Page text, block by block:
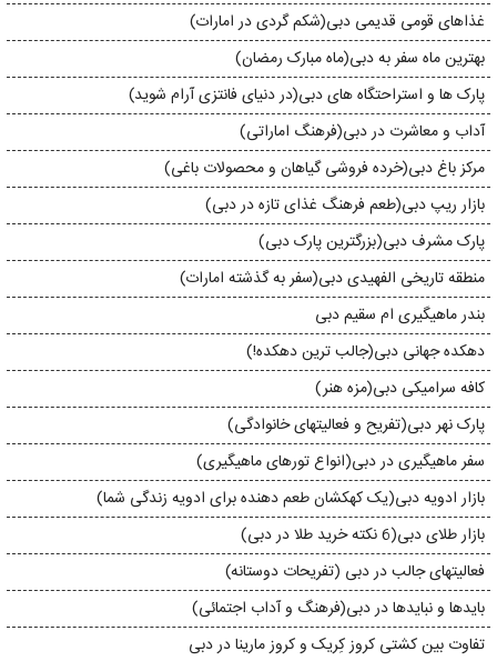
غذاهای قومی قدیمی دبی(شکم گردی در امارات)
بهترین ماه سفر به دبی(ماه مبارک رمضان)
پارک ها و استراحتگاه های دبی(در دنیای فانتزی آرام شوید)
آداب و معاشرت در دبی(فرهنگ اماراتی)
مرکز باغ دبی(خرده فروشی گیاهان و محصولات باغی)
بازار ریپ دبی(طعم فرهنگ غذای تازه در دبی)
پارک مشرف دبی(بزرگترین پارک دبی)
منطقه تاریخی الفهیدی دبی(سفر به گذشته امارات)
بندر ماهیگیری ام سقیم دبی
دهکده جهانی دبی(جالب ترین دهکده!)
کافه سرامیکی دبی(مزه هنر)
پارک نهر دبی(تفریح و فعالیتهای خانوادگی)
سفر ماهیگیری در دبی(انواع تورهای ماهیگیری)
بازار ادویه دبی(یک کهکشان طعم دهنده برای ادویه زندگی شما)
بازار طلای دبی(6 نکته خرید طلا در دبی)
فعالیتهای جالب در دبی (تفریحات دوستانه)
بایدها و نبایدها در دبی(فرهنگ و آداب اجتمائی)
تفاوت بین کشتی کروز کِریک و کروز مارینا در دبی